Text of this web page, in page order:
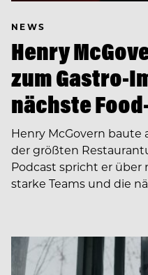
NEWS
Henry
zum Gastro-
nächste
Henry McGovern baute
der größten
Podcast spricht er
starke Teams und die